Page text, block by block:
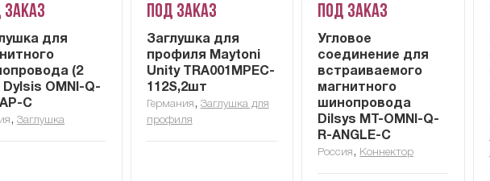
для
(2
Dylsis OMNI-Q-
C
,Заглушка
Под заказ
Заглушка для
профиля Maytoni
Unity TRA001MPEC-
112S,2шт
Германия , Заглушка для
профиля
Под заказ
Угловое
соединение для
встраиваемого
магнитного
шинопровода
Dilsys MT-OMNI-Q-
R-ANGLE-C
Россия , Коннектор